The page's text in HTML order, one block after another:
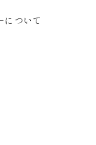
について